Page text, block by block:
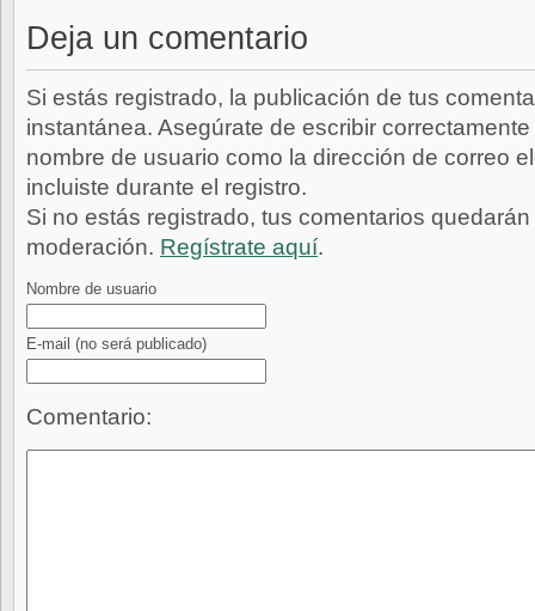
Deja un comentario
Si estás registrado, la publicación de tus
instantánea. Asegúrate de escribir
nombre de usuario como la dirección de correo
incluiste durante el registro.
Si no estás registrado, tus comentarios
moderación. Regístrate aquí.
Nombre de usuario
E-mail (no será publicado)
Comentario: